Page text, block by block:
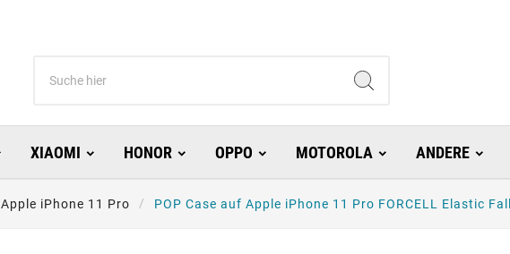
XIAOMI HONOR OPPO MOTOROLA ANDERE
Apple iPhone 11 Pro POP Case auf Apple iPhone 11 Pro FORCELL Elastic